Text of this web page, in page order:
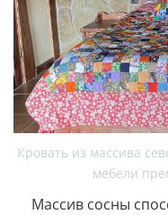
Кровать из массива
мебели
Массив сосны